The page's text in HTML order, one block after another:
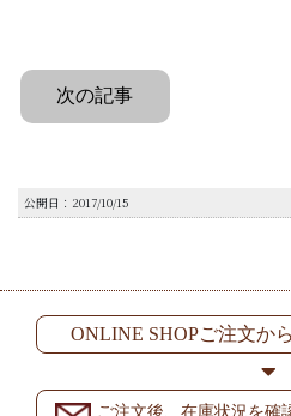
次の記事
公開日：2017/10/15
ONLINE SHOPご注文か
ご注文後、在庫状況を確